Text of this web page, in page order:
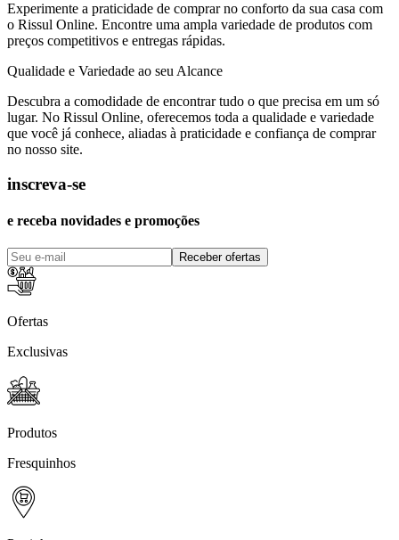
Experimente a praticidade de comprar no conforto da sua casa com
o Rissul Online. Encontre uma ampla variedade de produtos com
preços competitivos e entregas rápidas.
Qualidade e Variedade ao seu Alcance
Descubra a comodidade de encontrar tudo o que precisa em um só
lugar. No Rissul Online, oferecemos toda a qualidade e variedade
que você já conhece, aliadas à praticidade e confiança de comprar
no nosso site.
inscreva-se
e receba novidades e promoções
Receber ofertas
Ofertas
Exclusivas
Produtos
Fresquinhos